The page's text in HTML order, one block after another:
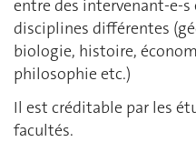
entre des intervenant-e-s
disciplines différentes
biologie, histoire,
philosophie etc.)
Il est créditable par les
facultés.